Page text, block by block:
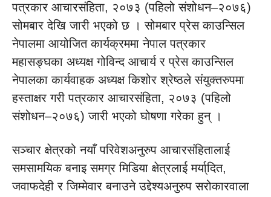
पत्रकार आचारसंहिता, २०७३ (पहिलो संशोधन–२०७६)
सोमबार देखि जारी भएको छ । सोमबार प्रेस काउन्सिल
नेपालमा आयोजित कार्यक्रममा नेपाल पत्रकार
महासङ्घका अध्यक्ष गोविन्द आचार्य र प्रेस काउन्सिल
नेपालका कार्यवाहक अध्यक्ष किशोर श्रेष्ठले संयुक्तरुपमा
हस्ताक्षर गरी पत्रकार आचारसंहिता, २०७३ (पहिलो
संशोधन–२०७६) जारी भएको घोषणा गरेका हुन् ।
सञ्चार क्षेत्रको नयाँ परिवेशअनुरुप आचारसंहितालाई
समसामयिक बनाइ समग्र मिडिया क्षेत्रलाई मर्या्दित,
जवाफदेही र जिम्मेवार बनाउने उद्देश्यअनुरुप सरोकारवाला